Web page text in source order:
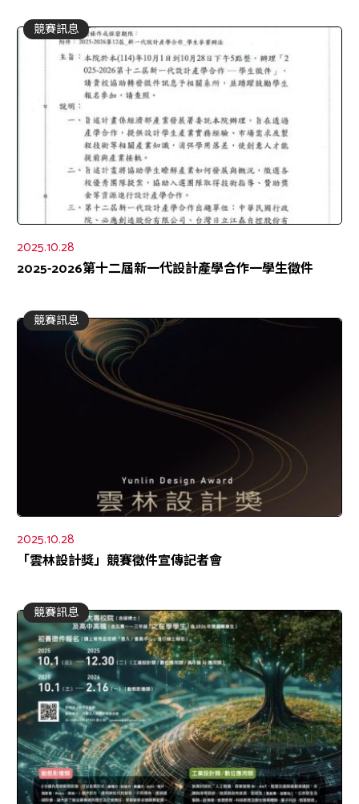
競賽訊息
2025.10.28
2025-2026第十二屆新一代設計產學合作一學生徵件
競賽訊息
2025.10.28
「雲林設計獎」競賽徵件宣傳記者會
競賽訊息